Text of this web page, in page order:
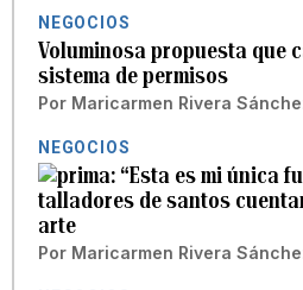
NEGOCIOS
Voluminosa propuesta que
sistema de permisos
Por Maricarmen Rivera
NEGOCIOS
“Esta es mi única
talladores de santos
arte
Por Maricarmen Rivera